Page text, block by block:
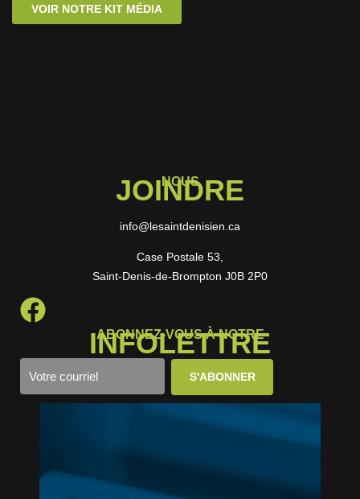
VOIR NOTRE KIT MÉDIA
NOUS
JOINDRE
info@lesaintdenisien.ca
Case Postale 53,
Saint-Denis-de-Brompton J0B 2P0
ABONNEZ-VOUS À NOTRE
INFOLETTRE